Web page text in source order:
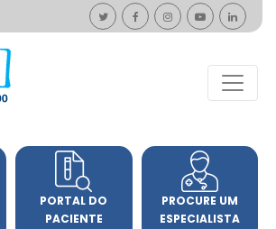
PORTAL DO
PACIENTE
PROCURE UM
ESPECIALISTA